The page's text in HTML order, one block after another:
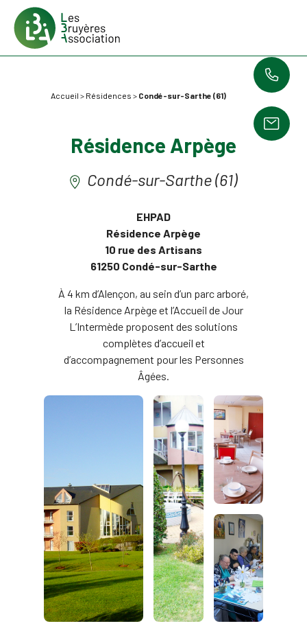
Accueil > Résidences > Condé-sur-Sarthe (61)
Résidence Arpège
Condé-sur-Sarthe (61)
EHPAD
Résidence Arpège
10 rue des Artisans
61250 Condé-sur-Sarthe
À 4 km d’Alençon, au sein d’un parc arboré,
la Résidence Arpège et l’Accueil de Jour
L’Intermède proposent des solutions
complètes d’accueil et
d’accompagnement pour les Personnes
Âgées.